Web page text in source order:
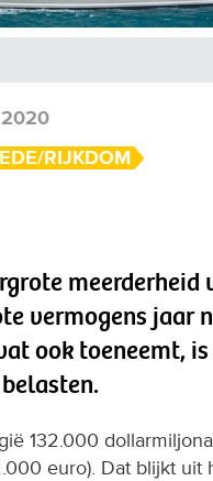
2020
RIJKDOM
meerderheid
vermogens jaar
ook toeneemt, is
132.000
euro). Dat blijkt uit